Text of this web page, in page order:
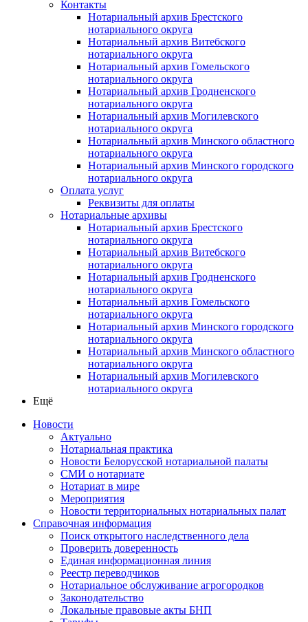
Контакты
Нотариальный архив Брестского
нотариального округа
Нотариальный архив Витебского
нотариального округа
Нотариальный архив Гомельского
нотариального округа
Нотариальный архив Гродненского
нотариального округа
Нотариальный архив Могилевского
нотариального округа
Нотариальный архив Минского областного
нотариального округа
Нотариальный архив Минского городского
нотариального округа
Оплата услуг
Реквизиты для оплаты
Нотариальные архивы
Нотариальный архив Брестского
нотариального округа
Нотариальный архив Витебского
нотариального округа
Нотариальный архив Гродненского
нотариального округа
Нотариальный архив Гомельского
нотариального округа
Нотариальный архив Минского городского
нотариального округа
Нотариальный архив Минского областного
нотариального округа
Нотариальный архив Могилевского
нотариального округа
Ещё
Новости
Актуально
Нотариальная практика
Новости Белорусской нотариальной палаты
СМИ о нотариате
Нотариат в мире
Мероприятия
Новости территориальных нотариальных палат
Справочная информация
Поиск открытого наследственного дела
Проверить доверенность
Единая информационная линия
Реестр переводчиков
Нотариальное обслуживание агрогородков
Законодательство
Локальные правовые акты БНП